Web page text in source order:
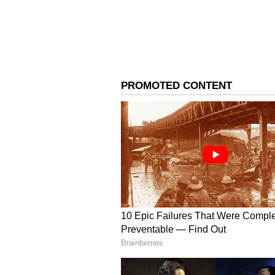
அழுததார். மேலும், அவரது
செயின் மற்றும் கம்மல்களும்
தகவல் தெரிவிக்கப்பட்டது.
சடலத்தை கைப்பற்றி பிரேத
மருத்துவமனைக்கு அனுப்பி